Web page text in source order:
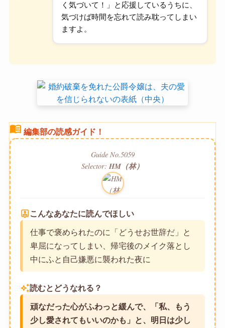
く気づいて！」と応援しているうちに、
気づけば時間を忘れて読み耽ってしまい
ますよ。
menu_book 編集部の読感ガイド！
Guide No.5059
Selector: HM（林）
person_pin こんなあなたに読んでほしい
仕事で褒められたのに「どうせお世辞だ」と
卑屈になってしまい、帰宅後のメイク落とし
中にふと自己嫌悪に襲われた夜に
auto_awesome読むとどうなれる？
頑なだった心がふわっと緩んで、「私、もう
少し愛されてもいいのかも」と、明日は少し